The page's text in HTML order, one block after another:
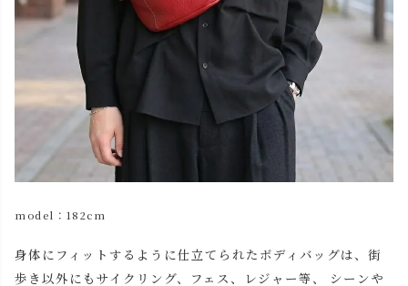
キャメル カートに入れる
カートに入れる
レッド カートに入れる
ブラック カートに入れる
本体：ブラック×糸色：ブ
キャメル×ブラウンショル
カートに入れる
model：182cm
身体にフィットするように仕立てられたボディバッグは、街
歩き以外にもサイクリング、フェス、レジャー等、 シーンや